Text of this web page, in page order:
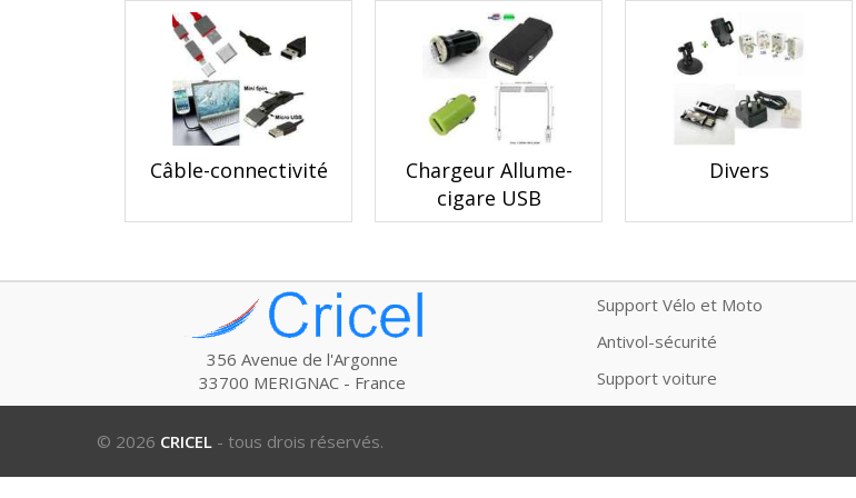
Câble-connectivité
Chargeur Allume-
cigare USB
Divers
356 Avenue de l'Argonne
33700 MERIGNAC - France
Support Vélo et Moto
Antivol-sécurité
Support voiture
© 2026 CRICEL - tous drois réservés.